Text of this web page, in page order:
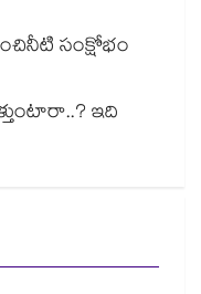
సంక్షోభం
ఇది